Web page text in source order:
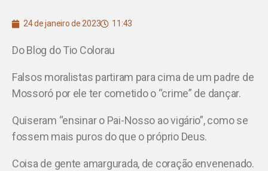
24 de janeiro de 2023 11:43
Do Blog do Tio Colorau
Falsos moralistas partiram para cima de um padre de
Mossoró por ele ter cometido o “crime” de dançar.
Quiseram “ensinar o Pai-Nosso ao vigário”, como se
fossem mais puros do que o próprio Deus.
Coisa de gente amargurada, de coração envenenado.